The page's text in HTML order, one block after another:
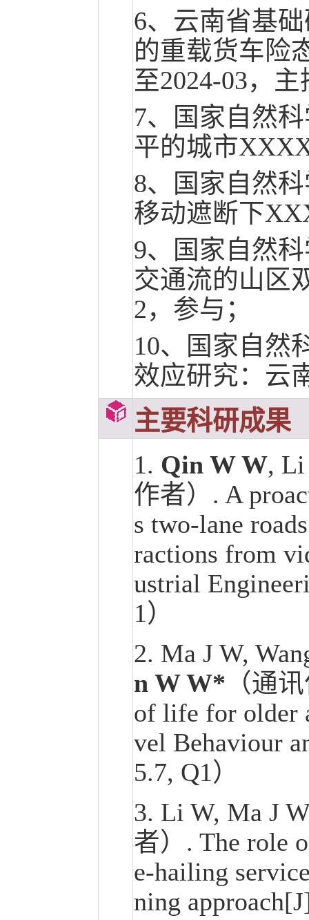
6、云南省基
的重载货车险
至2024-03，主
7、国家自然
平的城市
8、国家自然
移动遮断下
9、国家自然
交通流的山区
2，参与；
10、国家自然
效应研究：云
主要科研成果
1. Qin W W, Li
作者）. A
s two-lane
ractions from
ustrial
1）
2. Ma J W,
n W W* （通
of life for older
vel Behaviour
5.7, Q1）
3. Li W, Ma J
者）. The role
e-hailing
ning